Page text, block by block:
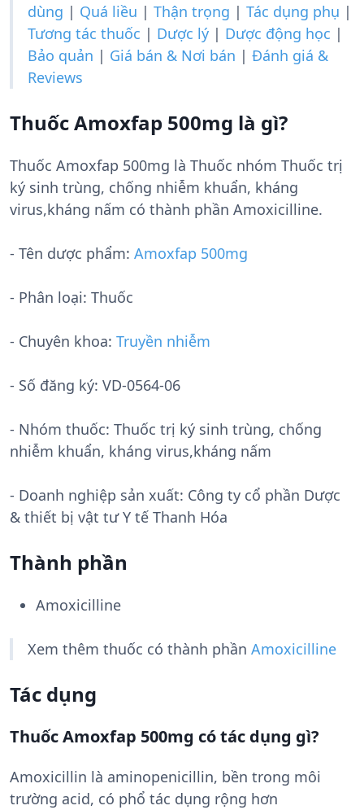
dùng | Quá liều | Thận trọng | Tác dụng phụ |
Tương tác thuốc | Dược lý | Dược động học |
Bảo quản | Giá bán & Nơi bán | Đánh giá &
Reviews
Thuốc Amoxfap 500mg là gì?
Thuốc Amoxfap 500mg là Thuốc nhóm Thuốc trị
ký sinh trùng, chống nhiễm khuẩn, kháng
virus,kháng nấm có thành phần Amoxicilline.
- Tên dược phẩm: Amoxfap 500mg
- Phân loại: Thuốc
- Chuyên khoa: Truyền nhiễm
- Số đăng ký: VD-0564-06
- Nhóm thuốc: Thuốc trị ký sinh trùng, chống
nhiễm khuẩn, kháng virus,kháng nấm
- Doanh nghiệp sản xuất: Công ty cổ phần Dược
& thiết bị vật tư Y tế Thanh Hóa
Thành phần
Amoxicilline
Xem thêm thuốc có thành phần Amoxicilline
Tác dụng
Thuốc Amoxfap 500mg có tác dụng gì?
Amoxicillin là aminopenicillin, bền trong môi
trường acid, có phổ tác dụng rộng hơn